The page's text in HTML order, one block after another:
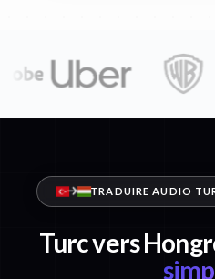
TRADUIRE AUDIO
Turc vers